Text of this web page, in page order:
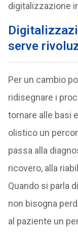
digitalizzazione
serve
Per un cambio
ridisegnare i
tornare alle basi
olistico un
passa alla
ricovero, alla
Quando si parla
non bisogna
al paziente un